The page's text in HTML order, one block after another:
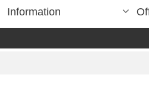
Information